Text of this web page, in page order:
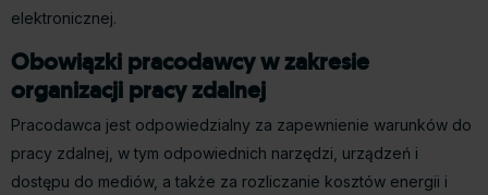
elektronicznej.
Obowiązki pracodawcy w zakresie
organizacji pracy zdalnej
Pracodawca jest odpowiedzialny za zapewnienie warunków do
pracy zdalnej, w tym odpowiednich narzędzi, urządzeń i
dostępu do mediów, a także za rozliczanie kosztów energii i